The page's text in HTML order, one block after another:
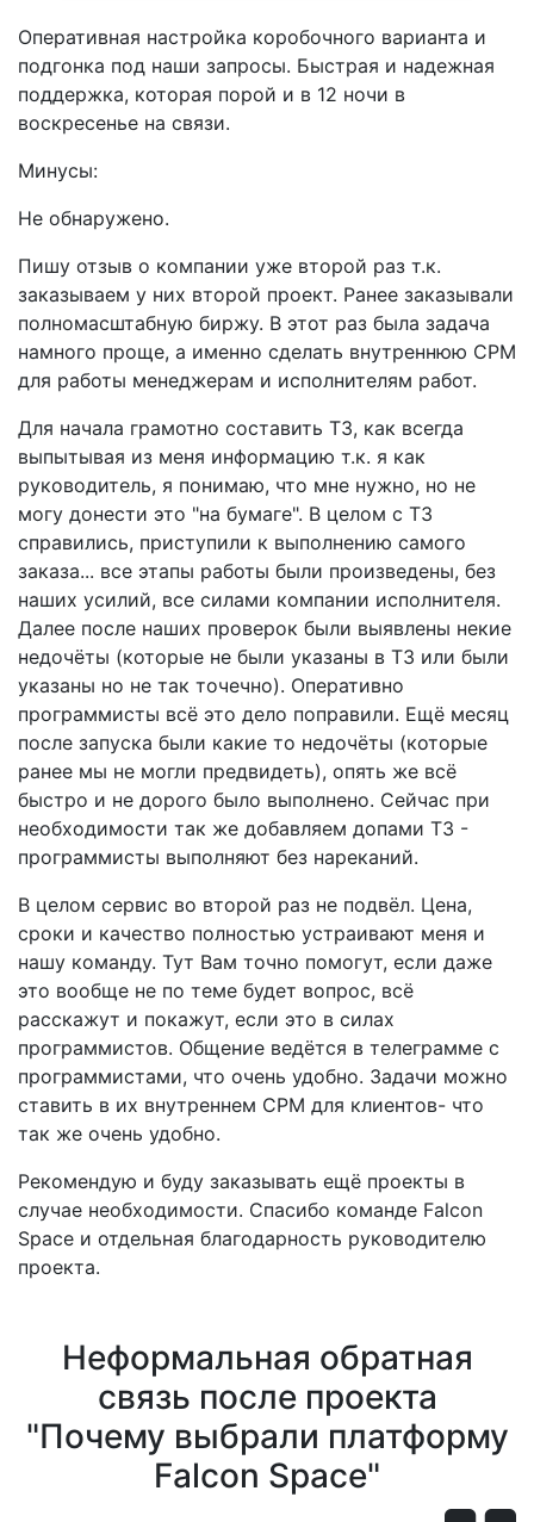
Оперативная настройка коробочного варианта и
подгонка под наши запросы. Быстрая и надежная
поддержка, которая порой и в 12 ночи в
воскресенье на связи.
Минусы:
Не обнаружено.
Пишу отзыв о компании уже второй раз т.к.
заказываем у них второй проект. Ранее заказывали
полномасштабную биржу. В этот раз была задача
намного проще, а именно сделать внутреннюю СРМ
для работы менеджерам и исполнителям работ.
Для начала грамотно составить ТЗ, как всегда
выпытывая из меня информацию т.к. я как
руководитель, я понимаю, что мне нужно, но не
могу донести это "на бумаге". В целом с ТЗ
справились, приступили к выполнению самого
заказа... все этапы работы были произведены, без
наших усилий, все силами компании исполнителя.
Далее после наших проверок были выявлены некие
недочёты (которые не были указаны в ТЗ или были
указаны но не так точечно). Оперативно
программисты всё это дело поправили. Ещё месяц
после запуска были какие то недочёты (которые
ранее мы не могли предвидеть), опять же всё
быстро и не дорого было выполнено. Сейчас при
необходимости так же добавляем допами ТЗ -
программисты выполняют без нареканий.
В целом сервис во второй раз не подвёл. Цена,
сроки и качество полностью устраивают меня и
нашу команду. Тут Вам точно помогут, если даже
это вообще не по теме будет вопрос, всё
расскажут и покажут, если это в силах
программистов. Общение ведётся в телеграмме с
программистами, что очень удобно. Задачи можно
ставить в их внутреннем СРМ для клиентов- что
так же очень удобно.
Рекомендую и буду заказывать ещё проекты в
случае необходимости. Спасибо команде Falcon
Space и отдельная благодарность руководителю
проекта.
Неформальная обратная
связь после проекта
"Почему выбрали платформу
Falcon Space"